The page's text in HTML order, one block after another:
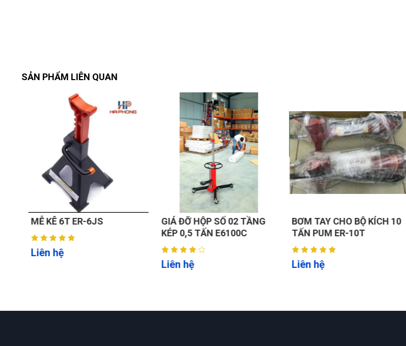
Tiết kiệm thời gian, tăng năng suất:
ép thủ công.
Hành trình đa cấp (fast approach + slow press) tối ưu tốc độ ép, đảm bảo độ chính xác cao.
An toàn cho người vận hành:
Van xả điều tốc giúp hạ chậm và an toàn, tránh lao chi tiết hoặc gây tai nạn.
Van an toàn thủy lực ngăn áp suất vượt ngưỡng, bảo vệ xi-lanh và khung.
Foot pedal thiết kế chống trượt, thao tác bằng chân, giữ khoảng cách an toàn cho tay.
Dễ dàng lắp đặt – bảo trì:
Chỉ cần nối với nguồn khí nén 6–8 bar và cấp dầu thủy lực đúng tiêu chuẩn (ISO VG-32 hoặc ISO
Cơ cấu vít và xi-lanh không có mạch điện, bảo trì đơn giản: kiểm tra định kỳ mức dầu, thay
Khung thép bền bỉ, ít hao mòn, chỉ cần sơn lại khi lớp sơn tĩnh điện bị tróc.
Tiết kiệm diện tích gara:
Thiết kế gọn gàng, chiếm diện tích nhỏ (~0,5 m²), chỉ cần khoảng trống để đặt máy gần máy nén
1.4. Cam kết chất lượng & thay thế phụ tùng:
Lắp đặt toàn quốc, dịch vụ tận nơi cho khách hàng tỉnh xa.
SẢN PHẨM LIÊN QUAN
MỄ KÊ 6T ER-6JS
Liên hệ
GIÁ ĐỠ HỘP SỐ 02 TẦNG
KÉP 0,5 TẤN E6100C
Liên hệ
BƠM TAY CHO BỘ KÍCH 10
TẤN PUM ER-10T
Liên hệ